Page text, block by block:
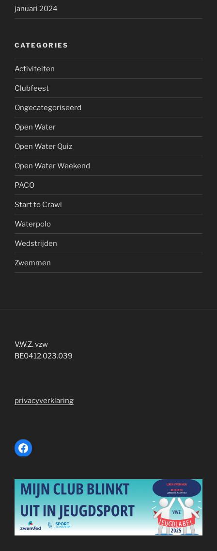
januari 2024
CATEGORIES
Activiteiten
Clubfeest
Ongecategoriseerd
Open Water
Open Water Quiz
Open Water Weekend
PACO
Start to Crawl
Waterpolo
Wedstrijden
Zwemmen
V.W.Z. vzw
BE0412.023.039
privacyverklaring
Facebook